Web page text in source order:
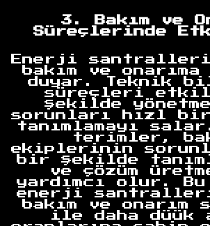
3. Bakım ve
Süreçlerinde
Enerji santralleri
bakım ve
duyar. Teknik
süreçleri
şekilde
sorunları hızl
tanımlamayı
terimler,
ekiplerinin
bir şekilde
ve çözüm
yardımcı olur. Bu
enerji
bakım ve onarım
ile daha düük